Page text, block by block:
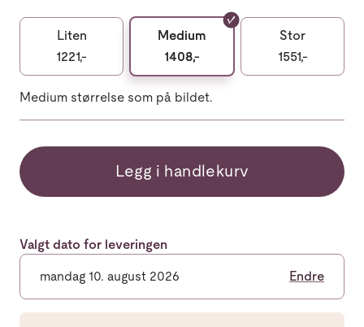
Liten
1221,-
Medium
1408,-
Stor
1551,-
Medium størrelse som på bildet.
Legg i handlekurv
Valgt dato for leveringen
mandag 10. august 2026 Endre